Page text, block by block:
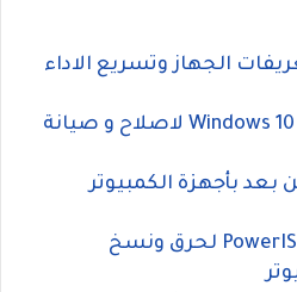
الجهاز وتسريع الاداء
تحميل برنامج Windows 10 Manager لاصلاح و صيانة
بعد بأجهزة الكمبيوتر
تحميل برنامج بور ايزو PowerISO لحرق ونسخ